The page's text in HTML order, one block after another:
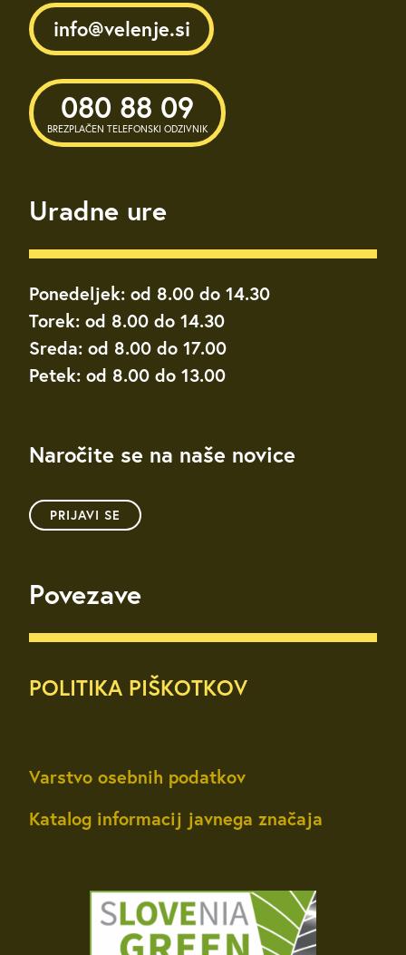
info@velenje.si
080 88 09
BREZPLAČEN TELEFONSKI ODZIVNIK
Uradne ure
Ponedeljek: od 8.00 do 14.30
Torek: od 8.00 do 14.30
Sreda: od 8.00 do 17.00
Petek: od 8.00 do 13.00
Naročite se na naše novice
PRIJAVI SE
Povezave
POLITIKA PIŠKOTKOV
Varstvo osebnih podatkov
Katalog informacij javnega značaja